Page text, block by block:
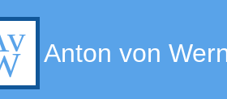
Anton von